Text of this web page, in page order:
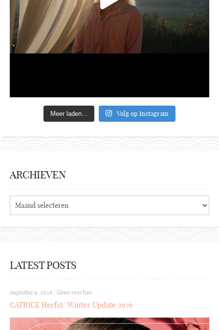
Meer laden... Volg op Instagram
ARCHIEVEN
Archieven
LATEST POSTS
augustus 9, 2026 | Geen reacties
CATRICE Herfst/ Winter Update 2026